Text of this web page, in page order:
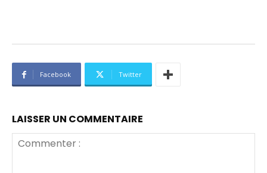
Facebook Twitter
LAISSER UN COMMENTAIRE